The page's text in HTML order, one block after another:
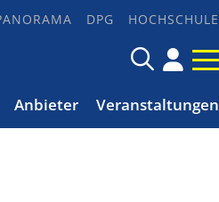
DPG HOCHSCHULE
Anbieter Veranstaltungen